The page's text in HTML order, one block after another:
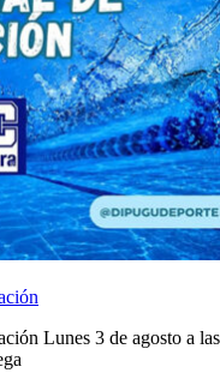
Lunes 3 de agosto a las